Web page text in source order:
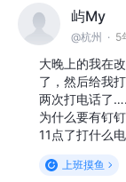
屿My
@杭州 · 5
大晚上的我在
了，然后给我
两次打电话了
为什么要有钉
11点了打什么
上班摸鱼